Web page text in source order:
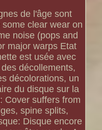
de l'âge sont
clear wear on
noise (pops and
major warps Etat
est usée avec
décollements,
décolorations, un
du disque sur la
Cover suffers from
spine splits,
Disque encore